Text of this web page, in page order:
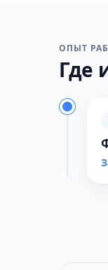
ОПЫТ
Где